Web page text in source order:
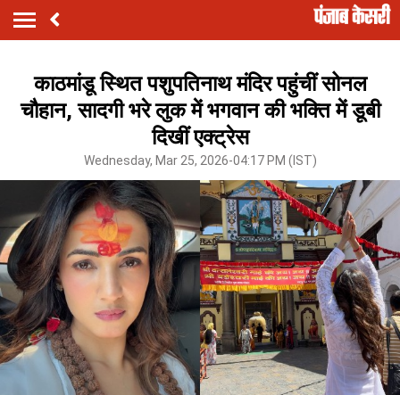
काठमांडू स्थित पशुपतिनाथ मंदिर पहुंचीं सोनल
चौहान, सादगी भरे लुक में भगवान की भक्ति में डूबी
दिखीं एक्ट्रेस
Wednesday, Mar 25, 2026-04:17 PM (IST)